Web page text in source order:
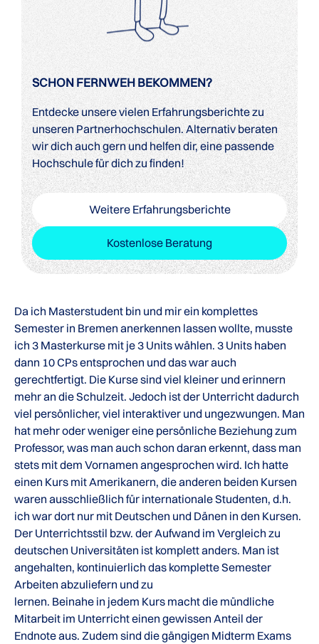
SCHON FERNWEH BEKOMMEN?
Entdecke unsere vielen Erfahrungsberichte zu
unseren Partnerhochschulen. Alternativ beraten
wir dich auch gern und helfen dir, eine passende
Hochschule für dich zu finden!
Weitere Erfahrungsberichte
Kostenlose Beratung
Da ich Masterstudent bin und mir ein komplettes
Semester in Bremen anerkennen lassen wollte, musste
ich 3 Masterkurse mit je 3 Units wählen. 3 Units haben
dann 10 CPs entsprochen und das war auch
gerechtfertigt. Die Kurse sind viel kleiner und erinnern
mehr an die Schulzeit. Jedoch ist der Unterricht dadurch
viel persönlicher, viel interaktiver und ungezwungen. Man
hat mehr oder weniger eine persönliche Beziehung zum
Professor, was man auch schon daran erkennt, dass man
stets mit dem Vornamen angesprochen wird. Ich hatte
einen Kurs mit Amerikanern, die anderen beiden Kursen
waren ausschließlich für internationale Studenten, d.h.
ich war dort nur mit Deutschen und Dänen in den Kursen.
Der Unterrichtsstil bzw. der Aufwand im Vergleich zu
deutschen Universitäten ist komplett anders. Man ist
angehalten, kontinuierlich das komplette Semester
Arbeiten abzuliefern und zu
lernen. Beinahe in jedem Kurs macht die mündliche
Mitarbeit im Unterricht einen gewissen Anteil der
Endnote aus. Zudem sind die gängigen Midterm Exams